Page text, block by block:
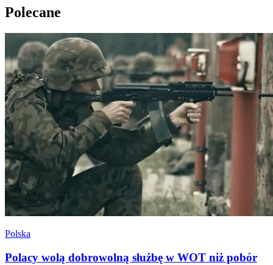
Polecane
Polska
Polacy wolą dobrowolną służbę w WOT niż pobór